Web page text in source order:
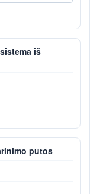
iš
putos